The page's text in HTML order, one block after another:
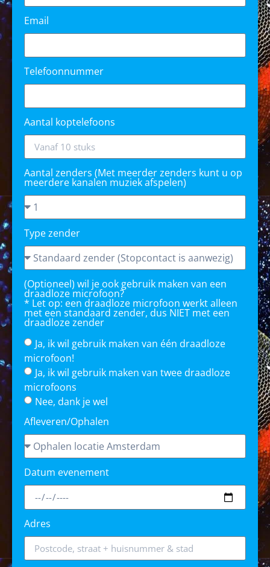
Email
Telefoonnummer
Aantal koptelefoons
Aantal zenders (Met meerder zenders kunt u op
meerdere kanalen muziek afspelen)
Type zender
(Optioneel) wil je ook gebruik maken van een
draadloze microfoon?
* Let op: een draadloze microfoon werkt alleen
met een standaard zender, dus NIET met een
draadloze zender
Ja, ik wil gebruik maken van één draadloze
microfoon!
Ja, ik wil gebruik maken van twee draadloze
microfoons
Nee, dank je wel
Afleveren/Ophalen
Datum evenement
Adres